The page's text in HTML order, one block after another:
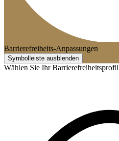
Barrierefreiheits-Anpassungen
Symbolleiste ausblenden
Wählen Sie Ihr Barrierefreiheitsprofil